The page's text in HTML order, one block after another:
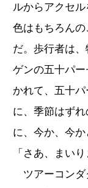
ルからアクセ
色はもちろん
だ。歩行者は
ゲンの五十パ
かれて、五十
に、季節はず
に、今か、今か
「さあ、まいり
ツアーコンダ